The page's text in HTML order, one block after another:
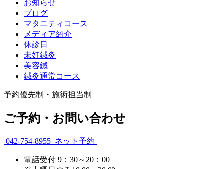
お知らせ
ブログ
マタニティコース
メディア紹介
休診日
未妊鍼灸
美容鍼
鍼灸通常コース
予約優先制・施術担当制
ご予約・お問い合わせ
042-754-8955 ネット予約
電話受付 9：30～20：00